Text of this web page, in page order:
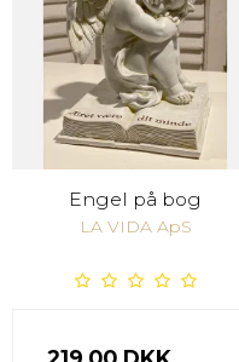
Engel på bog
LA VIDA ApS